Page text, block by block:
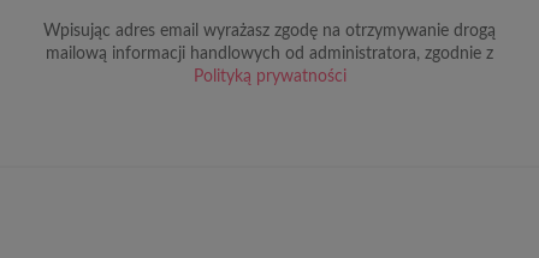
Wpisując adres email wyrażasz zgodę na otrzymywanie drogą
mailową informacji handlowych od administratora, zgodnie z
Polityką prywatności